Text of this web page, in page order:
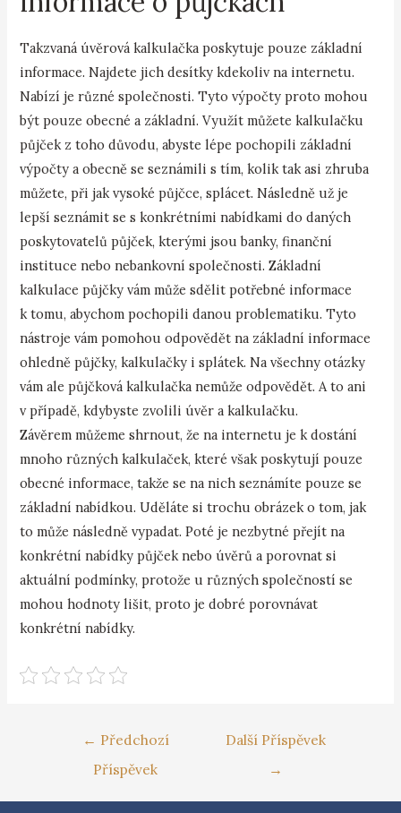
Takzvaná úvěrová kalkulačka poskytuje pouze základní
informace. Najdete jich desítky kdekoliv na internetu.
Nabízí je různé společnosti. Tyto výpočty proto mohou
být pouze obecné a základní. Využít můžete kalkulačku
půjček z toho důvodu, abyste lépe pochopili základní
výpočty a obecně se seznámili s tím, kolik tak asi zhruba
můžete, při jak vysoké půjčce, splácet. Následně už je
lepší seznámit se s konkrétními nabídkami do daných
poskytovatelů půjček, kterými jsou banky, finanční
instituce nebo nebankovní společnosti. Základní
kalkulace půjčky vám může sdělit potřebné informace
k tomu, abychom pochopili danou problematiku. Tyto
nástroje vám pomohou odpovědět na základní informace
ohledně půjčky, kalkulačky i splátek. Na všechny otázky
vám ale půjčková kalkulačka nemůže odpovědět. A to ani
v případě, kdybyste zvolili úvěr a kalkulačku.
Závěrem můžeme shrnout, že na internetu je k dostání
mnoho různých kalkulaček, které však poskytují pouze
obecné informace, takže se na nich seznámíte pouze se
základní nabídkou. Uděláte si trochu obrázek o tom, jak
to může následně vypadat. Poté je nezbytné přejít na
konkrétní nabídky půjček nebo úvěrů a porovnat si
aktuální podmínky, protože u různých společností se
mohou hodnoty lišit, proto je dobré porovnávat
konkrétní nabídky.
← Předchozí
Příspěvek
Další Příspěvek
→